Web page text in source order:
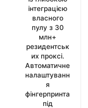
інтеграцією
власного
пулу з 30
млн+
резидентськ
их проксі.
Автоматичне
налаштуванн
я
фінгерпринта
під